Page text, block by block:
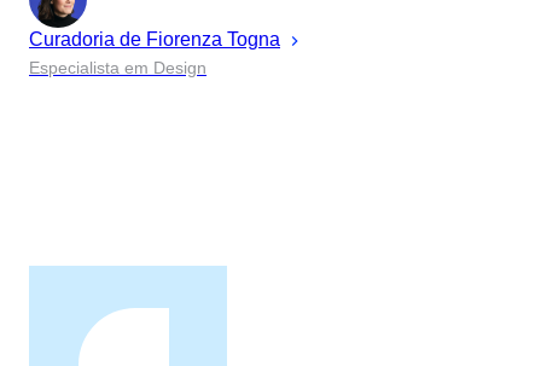
Curadoria de Fiorenza Togna
Especialista em Design